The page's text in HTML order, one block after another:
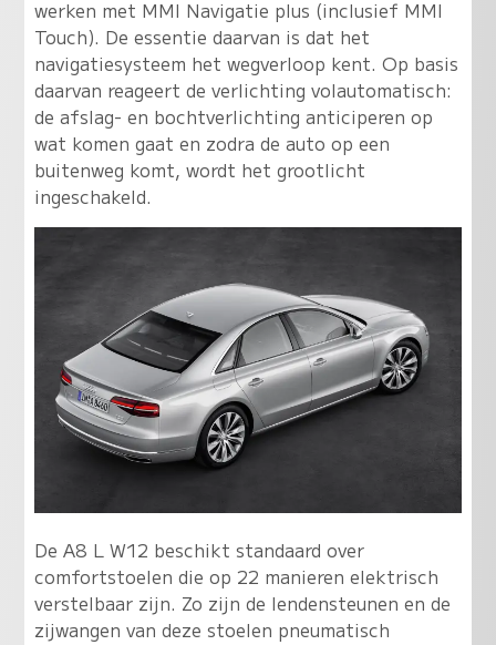
werken met MMI Navigatie plus (inclusief MMI
Touch). De essentie daarvan is dat het
navigatiesysteem het wegverloop kent. Op basis
daarvan reageert de verlichting volautomatisch:
de afslag- en bochtverlichting anticiperen op
wat komen gaat en zodra de auto op een
buitenweg komt, wordt het grootlicht
ingeschakeld.
De A8 L W12 beschikt standaard over
comfortstoelen die op 22 manieren elektrisch
verstelbaar zijn. Zo zijn de lendensteunen en de
zijwangen van deze stoelen pneumatisch